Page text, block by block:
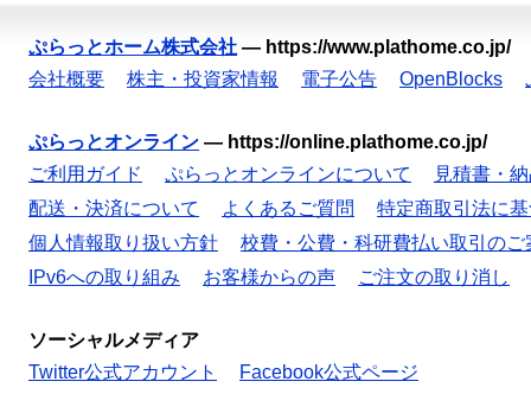
ぷらっとホーム株式会社 — https://www.plathome.co.jp/
会社概要
株主・投資家情報 電子公告 OpenBlocks
ぷらっとオンライン — https://online.plathome.co.jp/
ご利用ガイド
ぷらっとオンラインについて
見積書・
配送・決済について
よくあるご質問
特定商取引法に
個人情報取り扱い方針
校費・公費・科研費払い取引のご
IPv6への取り組み
お客様からの声 ご注文の取り消し
ソーシャルメディア
Twitter公式アカウント
Facebook公式ページ